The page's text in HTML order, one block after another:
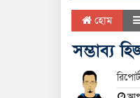
হোম
সম্ভাব্য